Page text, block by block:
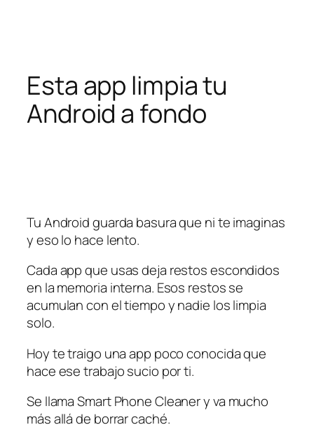
Esta app limpia tu
Android a fondo
Tu Android guarda basura que ni te imaginas
y eso lo hace lento.
Cada app que usas deja restos escondidos
en la memoria interna. Esos restos se
acumulan con el tiempo y nadie los limpia
solo.
Hoy te traigo una app poco conocida que
hace ese trabajo sucio por ti.
Se llama Smart Phone Cleaner y va mucho
más allá de borrar caché.